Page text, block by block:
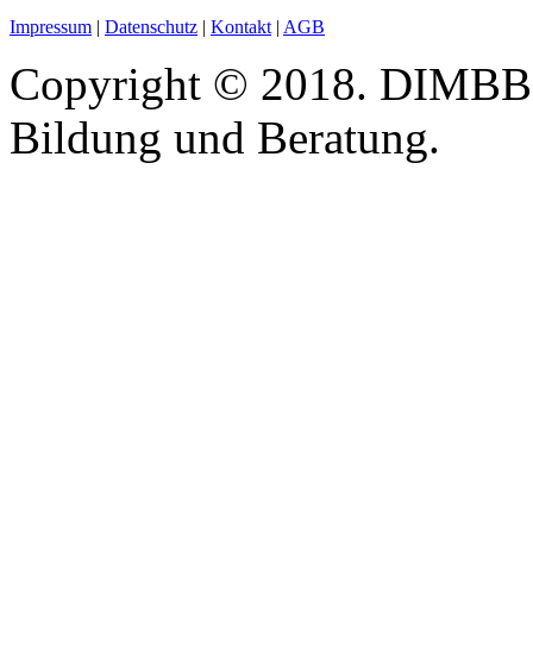
Impressum | Datenschutz | Kontakt | AGB
Copyright © 2018.
Bildung und Beratung.